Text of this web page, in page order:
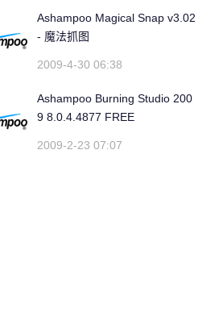
Ashampoo Magical Snap v3.02
- 魔法抓图
2009-4-30 06:38
Ashampoo Burning Studio 200
9 8.0.4.4877 FREE
2009-2-23 07:07